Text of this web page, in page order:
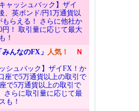
ャッシュバック】ザイ
、英ポンド/円1万通貨以
もらえる！ さらに他社か
円！ 取引量に応じて最大
！
んなのFX」 人気！
Ｎ
シュバック】ザイFX！か
座で5万通貨以上の取引で
で5万通貨以上の取引で
さらに取引量に応じて最
も！